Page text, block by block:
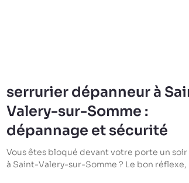
serrurier dépanneur à
Valery-sur-Somme :
dépannage et sécurité
Vous êtes bloqué devant votre porte un soir
à Saint-Valery-sur-Somme ? Le bon réflexe,